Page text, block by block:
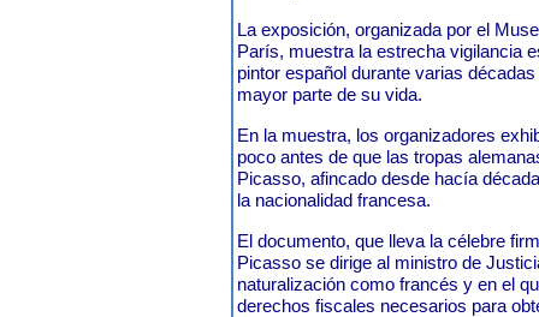
La exposición, organizada por el
París, muestra la estrecha vigilancia
pintor español durante varias
mayor parte de su vida.
En la muestra, los organizadores
poco antes de que las tropas
Picasso, afincado desde hacía
la nacionalidad francesa.
El documento, que lleva la célebre
Picasso se dirige al ministro de
naturalización como francés y en el
derechos fiscales necesarios para